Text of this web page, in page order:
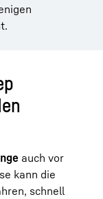
auch vor
kann die
schnell